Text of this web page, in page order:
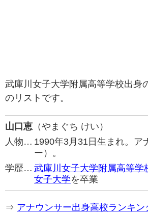
武庫川女子大学附属高等学校出身
のリストです。
山口恵 （やまぐち けい）
人物… 1990年3月31日生まれ。ア
ー）。
学歴… 武庫川女子大学附属高等学
女子大学を卒業
⇒ アナウンサー出身高校ランキン